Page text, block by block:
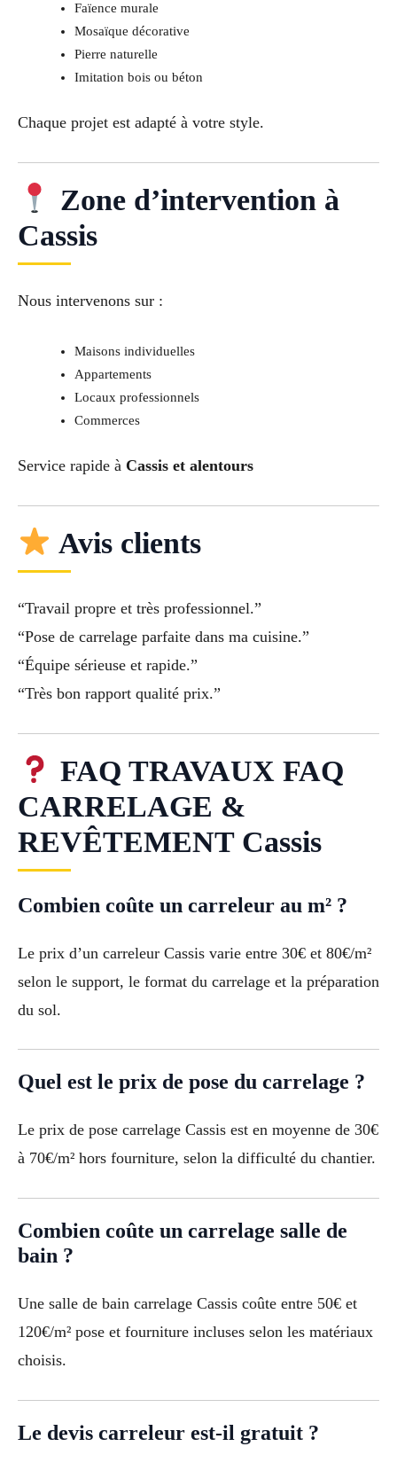
Faïence murale
Mosaïque décorative
Pierre naturelle
Imitation bois ou béton
Chaque projet est adapté à votre style.
Zone d’intervention à
Cassis
Nous intervenons sur :
Maisons individuelles
Appartements
Locaux professionnels
Commerces
Service rapide à Cassis et alentours
Avis clients
“Travail propre et très professionnel.”
“Pose de carrelage parfaite dans ma cuisine.”
“Équipe sérieuse et rapide.”
“Très bon rapport qualité prix.”
FAQ TRAVAUX FAQ
CARRELAGE &
REVÊTEMENT Cassis
Combien coûte un carreleur au m² ?
Le prix d’un carreleur Cassis varie entre 30€ et 80€/m²
selon le support, le format du carrelage et la préparation
du sol.
Quel est le prix de pose du carrelage ?
Le prix de pose carrelage Cassis est en moyenne de 30€
à 70€/m² hors fourniture, selon la difficulté du chantier.
Combien coûte un carrelage salle de
bain ?
Une salle de bain carrelage Cassis coûte entre 50€ et
120€/m² pose et fourniture incluses selon les matériaux
choisis.
Le devis carreleur est-il gratuit ?